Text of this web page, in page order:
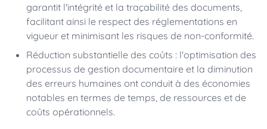
garantit l'intégrité et la traçabilité des documents,
facilitant ainsi le respect des réglementations en
vigueur et minimisant les risques de non-conformité.
Réduction substantielle des coûts : l'optimisation des
processus de gestion documentaire et la diminution
des erreurs humaines ont conduit à des économies
notables en termes de temps, de ressources et de
coûts opérationnels.